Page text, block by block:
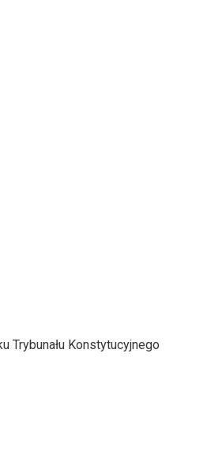
Trybunału Konstytucyjnego